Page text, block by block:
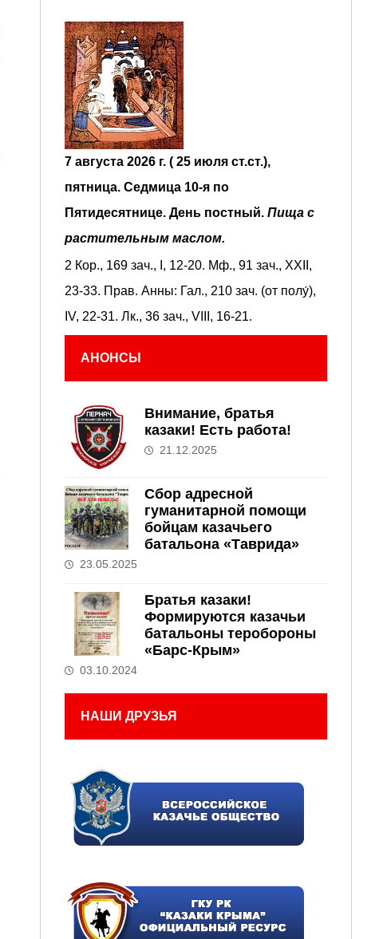
7 августа 2026 г. ( 25 июля ст.ст.),
пятница. Седмица 10-я по
Пятидесятнице. День постный. Пища с
растительным маслом.
2 Кор., 169 зач., I, 12-20. Мф., 91 зач., XXII,
23-33. Прав. Анны: Гал., 210 зач. (от полу́),
IV, 22-31. Лк., 36 зач., VIII, 16-21.
АНОНСЫ
Внимание, братья
казаки! Есть работа!
21.12.2025
Сбор адресной
гуманитарной помощи
бойцам казачьего
батальона «Таврида»
23.05.2025
Братья казаки!
Формируются казачьи
батальоны теробороны
«Барс-Крым»
03.10.2024
НАШИ ДРУЗЬЯ